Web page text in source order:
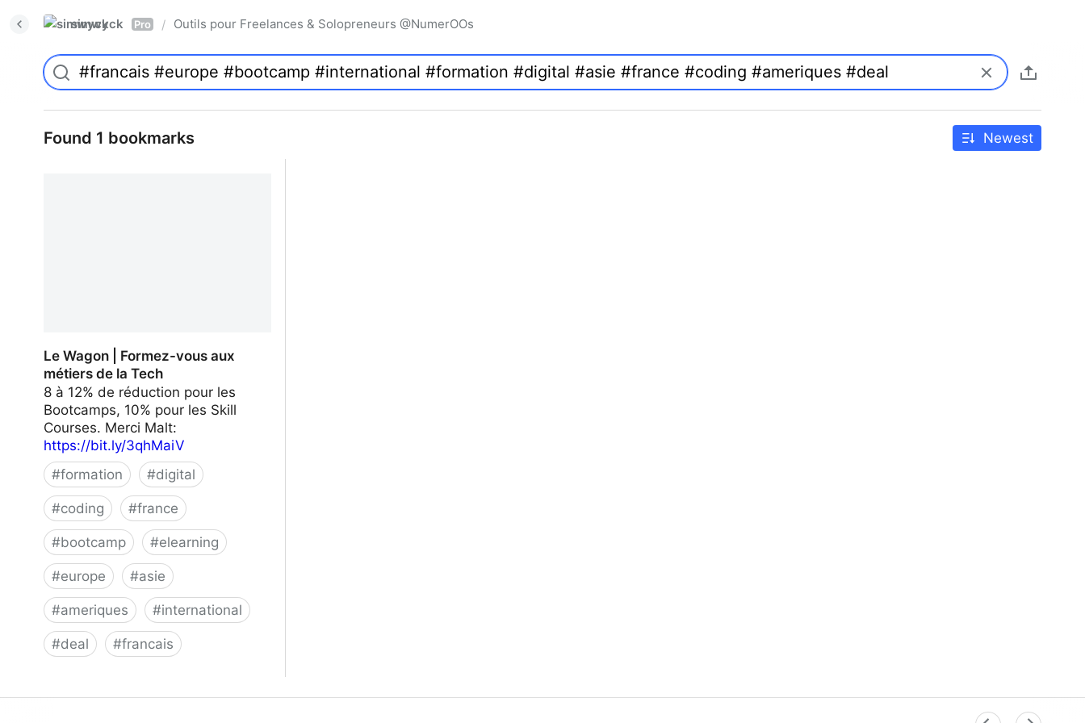
simwyck Pro / Outils pour Freelances & Solopreneurs @NumerOOs
Found 1 bookmarks Newest
Le Wagon | Formez-vous aux
métiers de la Tech
8 à 12% de réduction pour les
Bootcamps, 10% pour les Skill
Courses. Merci Malt:
https://bit.ly/3qhMaiV
#formation #digital
#coding #france
#bootcamp #elearning
#europe #asie
#ameriques #international
#deal #francais